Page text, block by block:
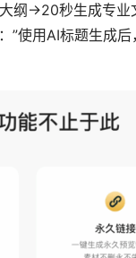
纲→20秒生成专
使用AI标题生成